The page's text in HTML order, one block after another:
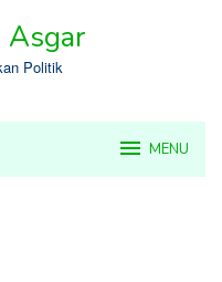
Asgar
Politik
MENU